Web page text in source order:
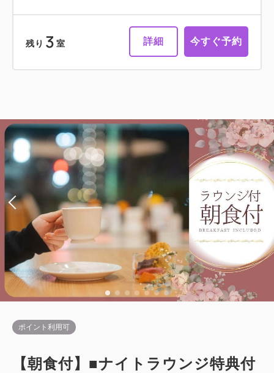
残り 3 室 詳細 今すぐ予約
ポイント利用可
【朝食付】■ナイトラウンジ特典付